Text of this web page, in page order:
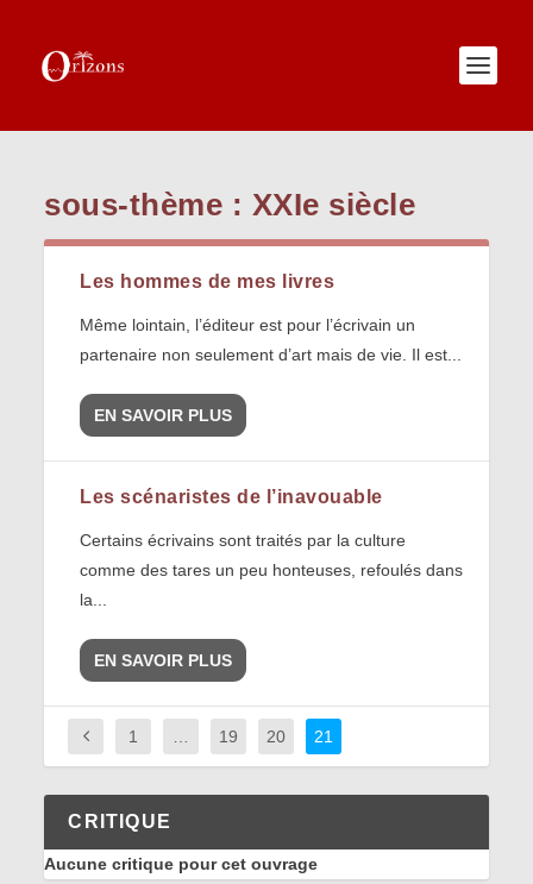
sous-thème : XXIe siècle
Les hommes de mes livres
Même lointain, l’éditeur est pour l’écrivain un
partenaire non seulement d’art mais de vie. Il est...
EN SAVOIR PLUS
Les scénaristes de l’inavouable
Certains écrivains sont traités par la culture
comme des tares un peu honteuses, refoulés dans
la...
EN SAVOIR PLUS
1 19 20 21
CRITIQUE
Aucune critique pour cet ouvrage